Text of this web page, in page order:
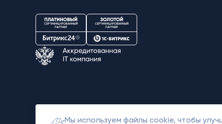
Мы используем файлы cookie, чтобы